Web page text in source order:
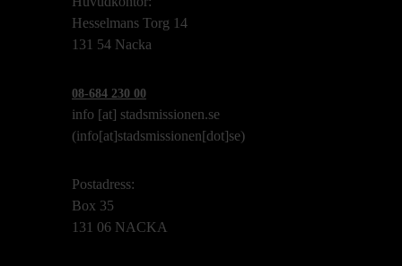
Hesselmans Torg 14
131 54 Nacka
08-684 230 00
info [at] stadsmissionen.se
(info[at]stadsmissionen[dot]se)
Postadress:
Box 35
131 06 NACKA